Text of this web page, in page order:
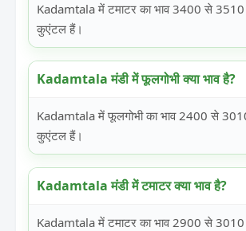
Kadamtala में टमाटर का भाव 3400 से 3510
कुएंटल हैं।
Kadamtala मंडी में फूलगोभी क्या भाव है?
Kadamtala में फूलगोभी का भाव 2400 से
कुएंटल हैं।
Kadamtala मंडी में टमाटर क्या भाव है?
Kadamtala में टमाटर का भाव 2900 से 3010